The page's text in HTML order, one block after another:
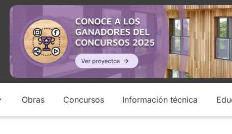
Obras Concursos Información técnica